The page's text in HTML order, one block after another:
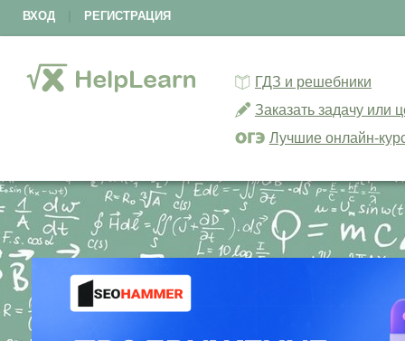
ВХОД РЕГИСТРАЦИЯ
ГДЗ и решебники
Заказать задачу или
Лучшие онлайн-